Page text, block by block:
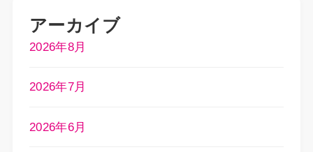
アーカイブ
2026年8月
2026年7月
2026年6月